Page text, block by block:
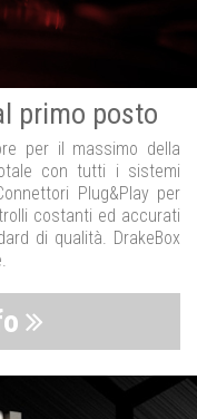
primo posto
per il massimo della
con tutti i sistemi
Plug&Play per
costanti ed accurati
di qualità. DrakeBox